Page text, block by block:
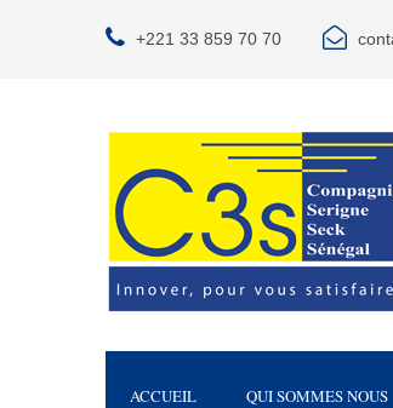
+221 33 859 70 70
ACCUEIL QUI SOMMES NOUS